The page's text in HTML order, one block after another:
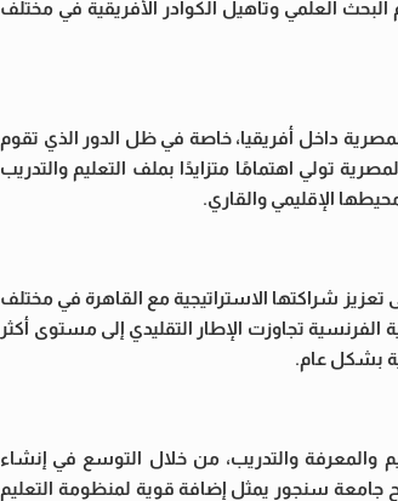
العلمي وتأهيل الكوادر الأفريقية في مختلف
داخل أفريقيا، خاصة في ظل الدور الذي تقوم
تولي اهتمامًا متزايدًا بملف التعليم والتدريب
الإقليمي والقاري.
شراكتها الاستراتيجية مع القاهرة في مختلف
الفرنسية تجاوزت الإطار التقليدي إلى مستوى أكثر
بشكل عام.
والمعرفة والتدريب، من خلال التوسع في إنشاء
جامعة سنجور يمثل إضافة قوية لمنظومة التعليم